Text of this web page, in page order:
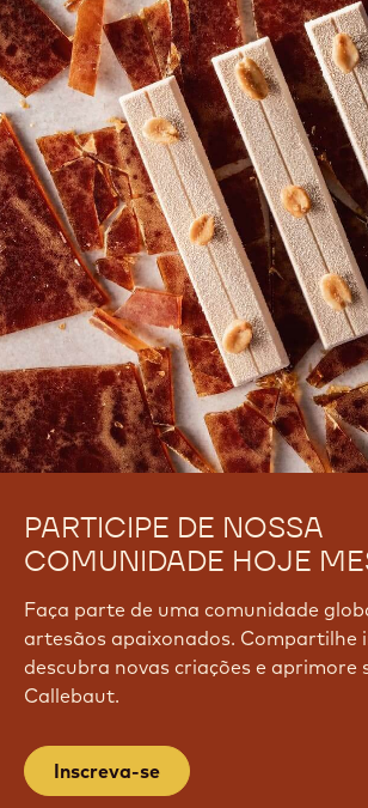
PARTICIPE DE NOSSA
COMUNIDADE HOJE
Faça parte de uma comunidade
artesãos apaixonados. Compartilhe
descubra novas criações e aprimore
Callebaut.
Inscreva-se